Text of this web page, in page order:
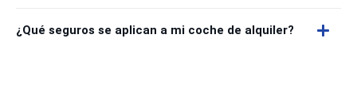
¿Qué seguros se aplican a mi coche de alquiler?